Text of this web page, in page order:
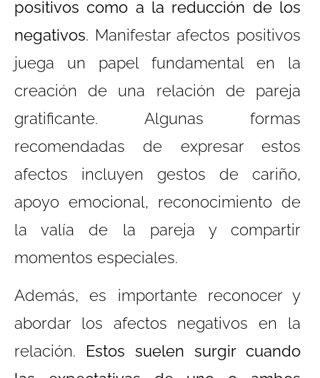
positivos como a la reducción de los
negativos. Manifestar afectos positivos
juega un papel fundamental en la
creación de una relación de pareja
gratificante. Algunas formas
recomendadas de expresar estos
afectos incluyen gestos de cariño,
apoyo emocional, reconocimiento de
la valía de la pareja y compartir
momentos especiales.
Además, es importante reconocer y
abordar los afectos negativos en la
relación. Estos suelen surgir cuando